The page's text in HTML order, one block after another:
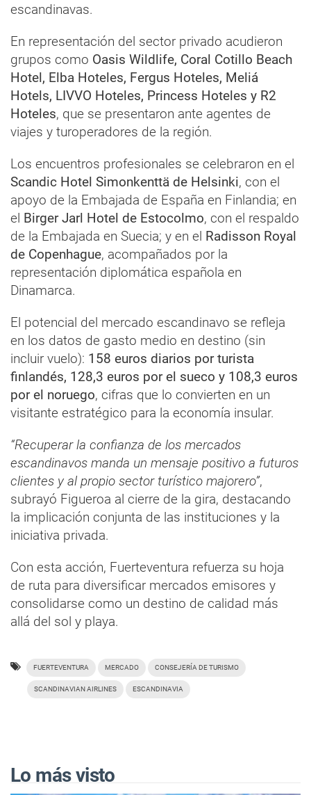
escandinavas.
En representación del sector privado acudieron
grupos como Oasis Wildlife, Coral Cotillo Beach
Hotel, Elba Hoteles, Fergus Hoteles, Meliá
Hotels, LIVVO Hoteles, Princess Hoteles y R2
Hoteles, que se presentaron ante agentes de
viajes y turoperadores de la región.
Los encuentros profesionales se celebraron en el
Scandic Hotel Simonkenttä de Helsinki, con el
apoyo de la Embajada de España en Finlandia; en
el Birger Jarl Hotel de Estocolmo, con el respaldo
de la Embajada en Suecia; y en el Radisson Royal
de Copenhague, acompañados por la
representación diplomática española en
Dinamarca.
El potencial del mercado escandinavo se refleja
en los datos de gasto medio en destino (sin
incluir vuelo): 158 euros diarios por turista
finlandés, 128,3 euros por el sueco y 108,3 euros
por el noruego, cifras que lo convierten en un
visitante estratégico para la economía insular.
“Recuperar la confianza de los mercados
escandinavos manda un mensaje positivo a futuros
clientes y al propio sector turístico majorero”,
subrayó Figueroa al cierre de la gira, destacando
la implicación conjunta de las instituciones y la
iniciativa privada.
Con esta acción, Fuerteventura refuerza su hoja
de ruta para diversificar mercados emisores y
consolidarse como un destino de calidad más
allá del sol y playa.
FUERTEVENTURA MERCADO CONSEJERÍA DE TURISMO
SCANDINAVIAN AIRLINES ESCANDINAVIA
Lo más visto